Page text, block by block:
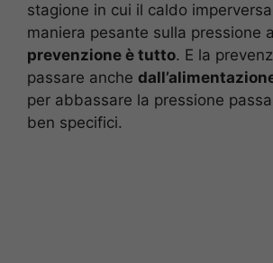
stagione in cui il caldo
maniera pesante sulla pressione
prevenzione è tutto. E la
passare anche
per abbassare la pressione
ben specifici.